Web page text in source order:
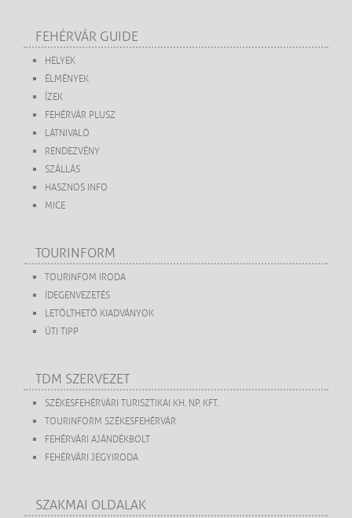
FEHÉRVÁR GUIDE
HELYEK
ÉLMÉNYEK
ÍZEK
FEHÉRVÁR PLUSZ
LÁTNIVALÓ
RENDEZVÉNY
SZÁLLÁS
HASZNOS INFO
MICE
TOURINFORM
TOURINFOM IRODA
IDEGENVEZETÉS
LETÖLTHETŐ KIADVÁNYOK
ÚTI TIPP
TDM SZERVEZET
SZÉKESFEHÉRVÁRI TURISZTIKAI KH. NP. KFT.
TOURINFORM SZÉKESFEHÉRVÁR
FEHÉRVÁRI AJÁNDÉKBOLT
FEHÉRVÁRI JEGYIRODA
SZAKMAI OLDALAK